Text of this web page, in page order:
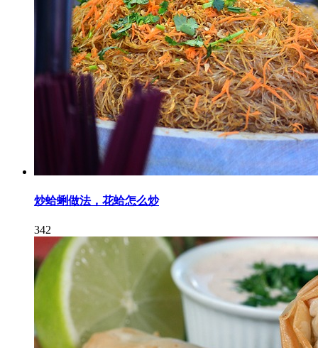
炒蛤蜊做法，花蛤怎么炒
342